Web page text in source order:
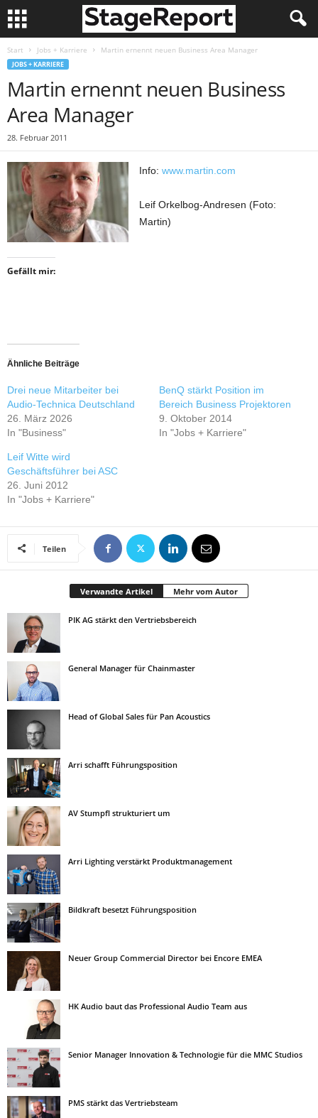
Start Jobs + Karriere Martin ernennt neuen Business Area Manager
JOBS + KARRIERE
Martin ernennt neuen Business
Area Manager
28. Februar 2011
Info:www.martin.com
Leif Orkelbog-Andresen (Foto:
Martin)
Gefällt mir:
Ähnliche Beiträge
Drei neue Mitarbeiter bei
Audio-Technica Deutschland
26. März 2026
In "Business"
BenQ stärkt Position im
Bereich Business Projektoren
9. Oktober 2014
In "Jobs + Karriere"
Leif Witte wird
Geschäftsführer bei ASC
26. Juni 2012
In "Jobs + Karriere"
Teilen
Verwandte Artikel Mehr vom Autor
PIK AG stärkt den Vertriebsbereich
General Manager für Chainmaster
Head of Global Sales für Pan Acoustics
Arri schafft Führungsposition
AV Stumpfl strukturiert um
Arri Lighting verstärkt Produktmanagement
Bildkraft besetzt Führungsposition
Neuer Group Commercial Director bei Encore EMEA
HK Audio baut das Professional Audio Team aus
Senior Manager Innovation & Technologie für die MMC Studios
PMS stärkt das Vertriebsteam